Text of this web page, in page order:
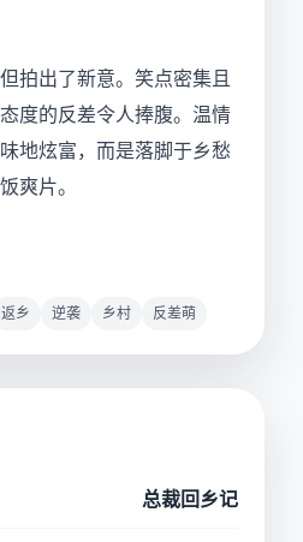
拍出了新意。笑点密集且
度的反差令人捧腹。温情
地炫富，而是落脚于乡愁
爽片。
返乡 逆袭 乡村 反差萌
总裁回乡记